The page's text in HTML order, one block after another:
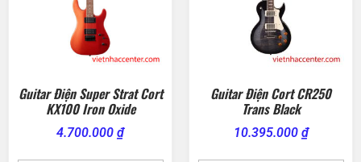
Guitar Điện Super Strat Cort
KX100 Iron Oxide
4.700.000 ₫
Guitar Điện Cort CR250
Trans Black
10.395.000 ₫